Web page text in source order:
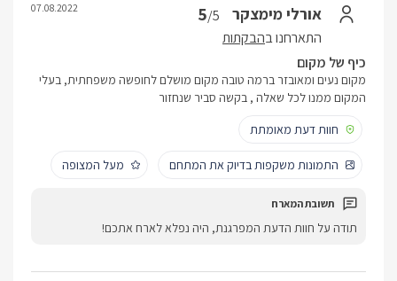
אורלי מימצקר 5/5
התארחנו בהבקתות
07.08.2022
כיף של מקום
מקום נעים ומאובזר ברמה טובה מקום מושלם לחופשה משפחתית, בעלי
המקום ממנו לכל שאלה , בקשה סביר שנחזור
חוות דעת מאומתת
התמונות משקפות בדיוק את המתחם מעל המצופה
תודה על חוות הדעת המפרגנת, היה נפלא לארח אתכם!